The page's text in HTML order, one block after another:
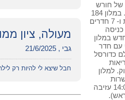
מעולה, ציון
גבי , 21/6/2025
חבל שיצא לי להיות רק
של חורש
גלילי והמאפשר גישה טובה ומהירה לכל האתרים בגליל העליון. במלון 184
חדרים בסגנונות שונים, כפרי, קלאסי, ובוטיק מתוכם 12 סוויטות ו- 7 חדרים
במלון
עם חדר
כדורסל
למלון
הרבנות קריית שמונה. במלון יש בית כנסת. עזיבה בשבת עד 14:00 עזיבה